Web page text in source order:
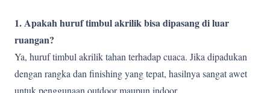
1. Apakah huruf timbul akrilik bisa dipasang di luar
ruangan?
Ya, huruf timbul akrilik tahan terhadap cuaca. Jika dipadukan
dengan rangka dan finishing yang tepat, hasilnya sangat awet
untuk penggunaan outdoor maupun indoor.